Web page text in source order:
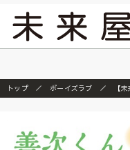
トップ ボーイズラブ 【